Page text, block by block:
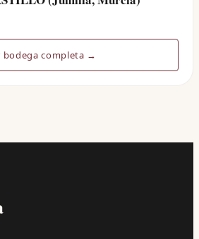
bodega completa →